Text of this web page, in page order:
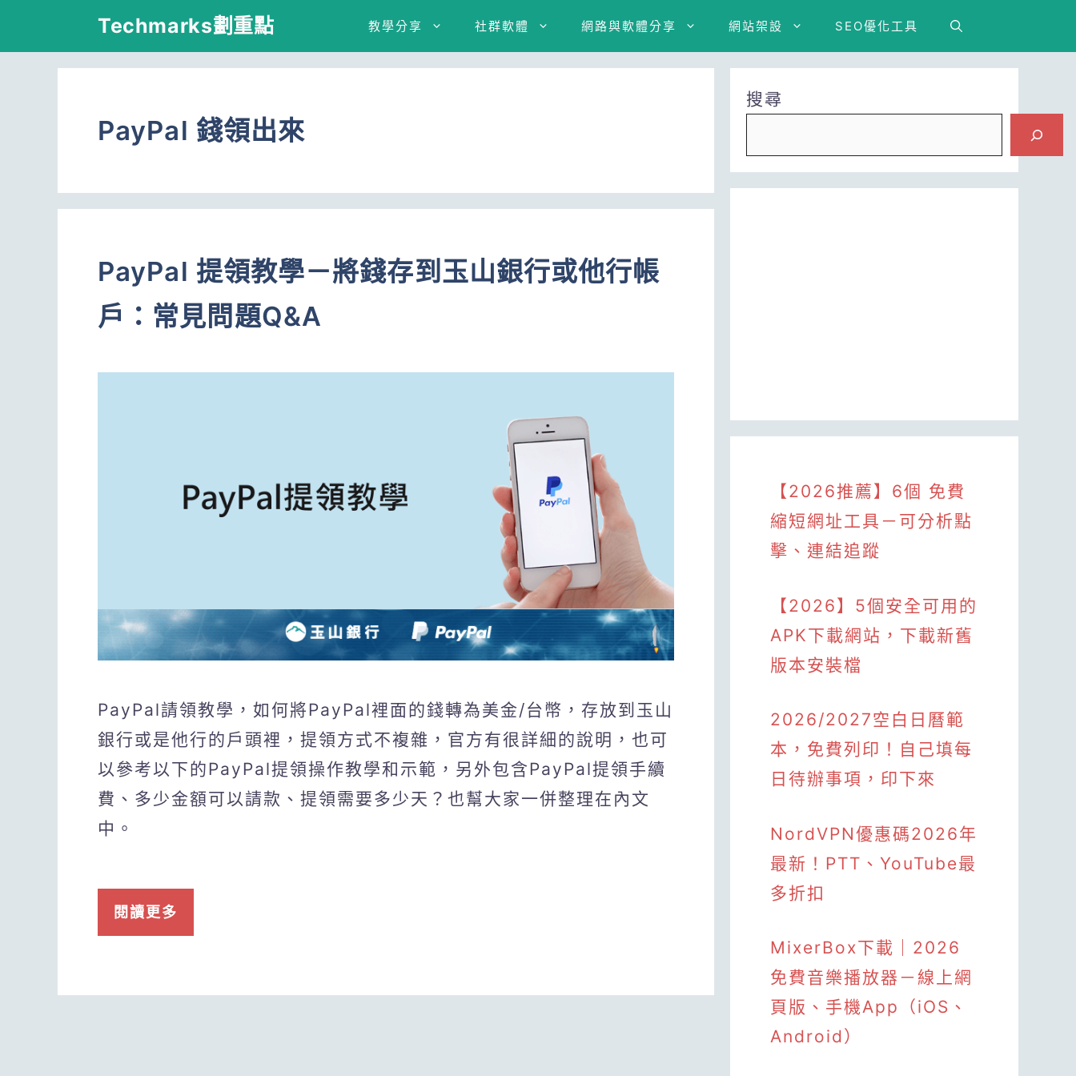
Techmarks劃重點 教學分享 社群軟體 網路與軟體分享 網站架設 SEO優化工具
PayPal 錢領出來
PayPal 提領教學－將錢存到玉山銀行或他行帳
戶：常見問題Q&A
PayPal請領教學，如何將PayPal裡面的錢轉為美金/台幣，存放到玉山
銀行或是他行的戶頭裡，提領方式不複雜，官方有很詳細的說明，也可
以參考以下的PayPal提領操作教學和示範，另外包含PayPal提領手續
費、多少金額可以請款、提領需要多少天？也幫大家一併整理在內文
中。
閱讀更多
搜尋
【2026推薦】6個 免費
縮短網址工具－可分析點
擊、連結追蹤
【2026】5個安全可用的
APK下載網站，下載新舊
版本安裝檔
2026/2027空白日曆範
本，免費列印！自己填每
日待辦事項，印下來
NordVPN優惠碼2026年
最新！PTT、YouTube最
多折扣
MixerBox下載｜2026
免費音樂播放器－線上網
頁版、手機App（iOS、
Android）